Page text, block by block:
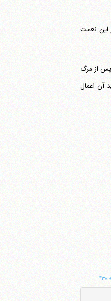
این نعمت
پس از مرگ
آن اعمال